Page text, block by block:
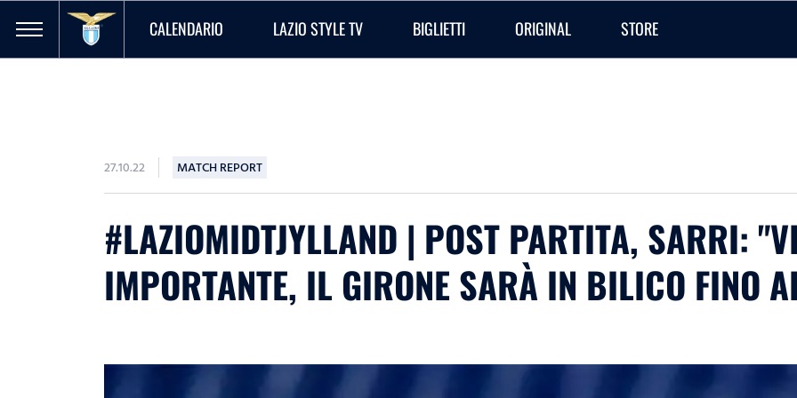
CALENDARIO LAZIO STYLE TV BIGLIETTI ORIGINAL STORE
27.10.22 MATCH REPORT
#LAZIOMIDTJYLLAND | POST PARTITA, SARRI:
IMPORTANTE, IL GIRONE SARÀ IN BILICO FINO